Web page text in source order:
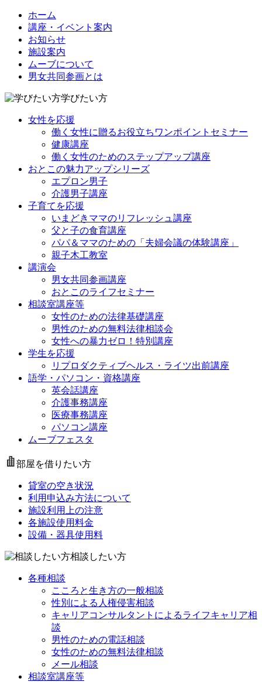
ホーム
講座・イベント案内
お知らせ
施設案内
ムーブについて
男女共同参画とは
学びたい方
女性を応援
働く女性に贈るお役立ちワンポイントセミナー
健康講座
働く女性のためのステップアップ講座
おとこの魅力アップシリーズ
エプロン男子
介護男子講座
子育てを応援
いまどきママのリフレッシュ講座
父と子の食育講座
パパ＆ママのための「夫婦会議の体験講座」
親子木工教室
講演会
男女共同参画講座
おとこのライフセミナー
相談室講座等
女性のための法律基礎講座
男性のための無料法律相談会
女性への暴力ゼロ！特別講座
学生を応援
リプロダクティブヘルス・ライツ出前講座
語学・パソコン・資格講座
英会話講座
介護事務講座
医療事務講座
パソコン講座
ムーブフェスタ
部屋を借りたい方
貸室の空き状況
利用申込み方法について
施設利用上の注意
各施設使用料金
設備・器具使用料
相談したい方
各種相談
こころと生き方の一般相談
性別による人権侵害相談
キャリアコンサルタントによるライフキャリア相
談
男性のための電話相談
女性のための無料法律相談
メール相談
相談室講座等